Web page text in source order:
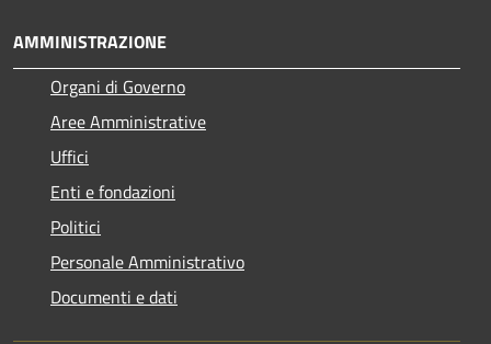
AMMINISTRAZIONE
Organi di Governo
Aree Amministrative
Uffici
Enti e fondazioni
Politici
Personale Amministrativo
Documenti e dati